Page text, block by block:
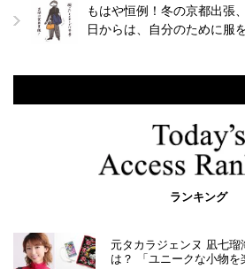
もはや恒例！冬の京都出張
日からは、自分のために服
ランキング
元タカラジェンヌ 凪七
は？ 「ユニークな小物